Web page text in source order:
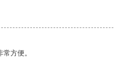
方便。